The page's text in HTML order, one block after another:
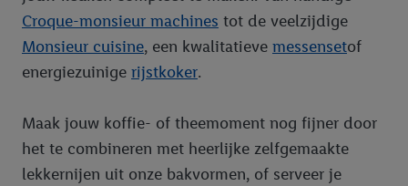
Croque-monsieur machines tot de veelzijdige
Monsieur cuisine, een kwalitatieve messensetof
energiezuinige rijstkoker.
Maak jouw koffie- of theemoment nog fijner door
het te combineren met heerlijke zelfgemaakte
lekkernijen uit onze bakvormen, of serveer je